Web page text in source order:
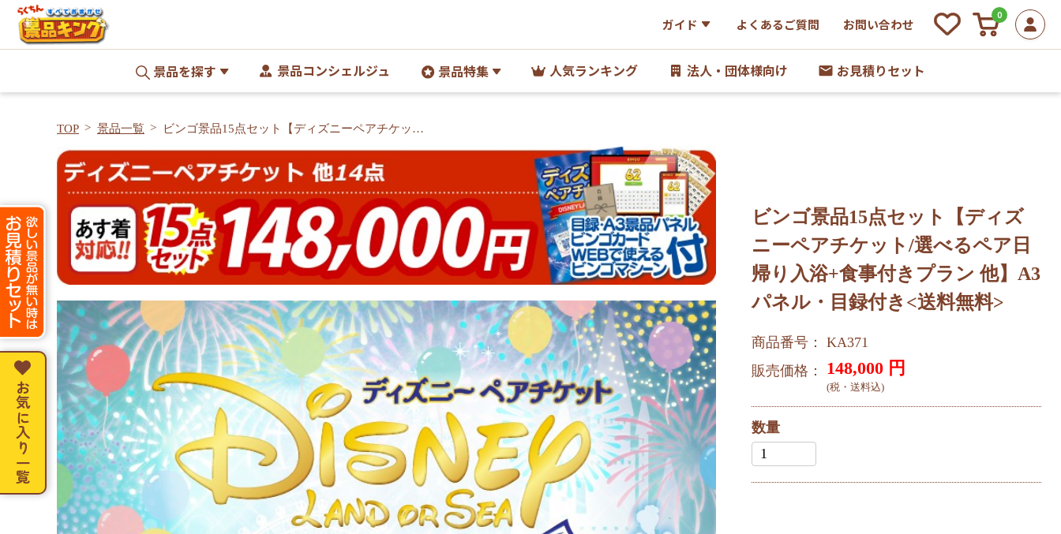
ガイド よくあるご質問 お問い合わせ
0
景品を探す 景品コンシェルジュ 景品特集 人気ランキング 法人・団体様向け お見積りセット
TOP 景品一覧
ビンゴ景品15点セット【ディズニーペアチケット/
ネル・目録付き<送料無料>
ビンゴ景品15点セット【ディズ
ニーペアチケット/選べるペア日
帰り入浴+食事付きプラン 他】A3
パネル・目録付き<送料無料>
商品番号： KA371
販売価格：
148,000 円
(税・送料込)
数量
お気に入り一覧